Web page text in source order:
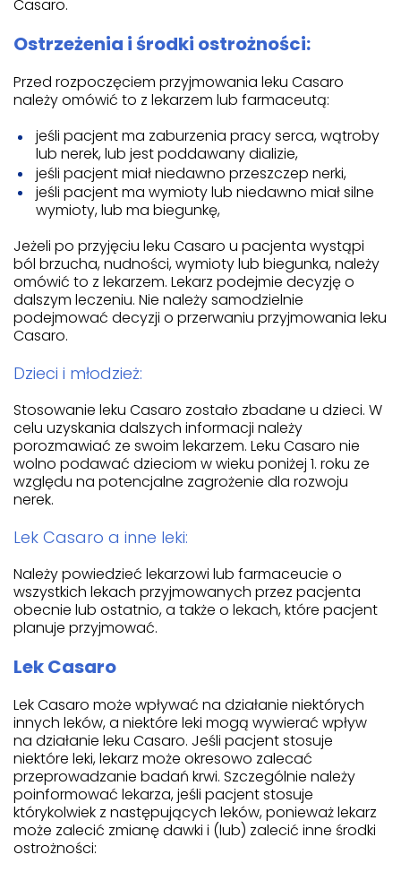
Casaro.
Ostrzeżenia i środki ostrożności:
Przed rozpoczęciem przyjmowania leku Casaro
należy omówić to z lekarzem lub farmaceutą:
jeśli pacjent ma zaburzenia pracy serca, wątroby
lub nerek, lub jest poddawany dializie,
jeśli pacjent miał niedawno przeszczep nerki,
jeśli pacjent ma wymioty lub niedawno miał silne
wymioty, lub ma biegunkę,
Jeżeli po przyjęciu leku Casaro u pacjenta wystąpi
ból brzucha, nudności, wymioty lub biegunka, należy
omówić to z lekarzem. Lekarz podejmie decyzję o
dalszym leczeniu. Nie należy samodzielnie
podejmować decyzji o przerwaniu przyjmowania leku
Casaro.
Dzieci i młodzież:
Stosowanie leku Casaro zostało zbadane u dzieci. W
celu uzyskania dalszych informacji należy
porozmawiać ze swoim lekarzem. Leku Casaro nie
wolno podawać dzieciom w wieku poniżej 1. roku ze
względu na potencjalne zagrożenie dla rozwoju
nerek.
Lek Casaro a inne leki:
Należy powiedzieć lekarzowi lub farmaceucie o
wszystkich lekach przyjmowanych przez pacjenta
obecnie lub ostatnio, a także o lekach, które pacjent
planuje przyjmować.
Lek Casaro
Lek Casaro może wpływać na działanie niektórych
innych leków, a niektóre leki mogą wywierać wpływ
na działanie leku Casaro. Jeśli pacjent stosuje
niektóre leki, lekarz może okresowo zalecać
przeprowadzanie badań krwi. Szczególnie należy
poinformować lekarza, jeśli pacjent stosuje
którykolwiek z następujących leków, ponieważ lekarz
może zalecić zmianę dawki i (lub) zalecić inne środki
ostrożności: